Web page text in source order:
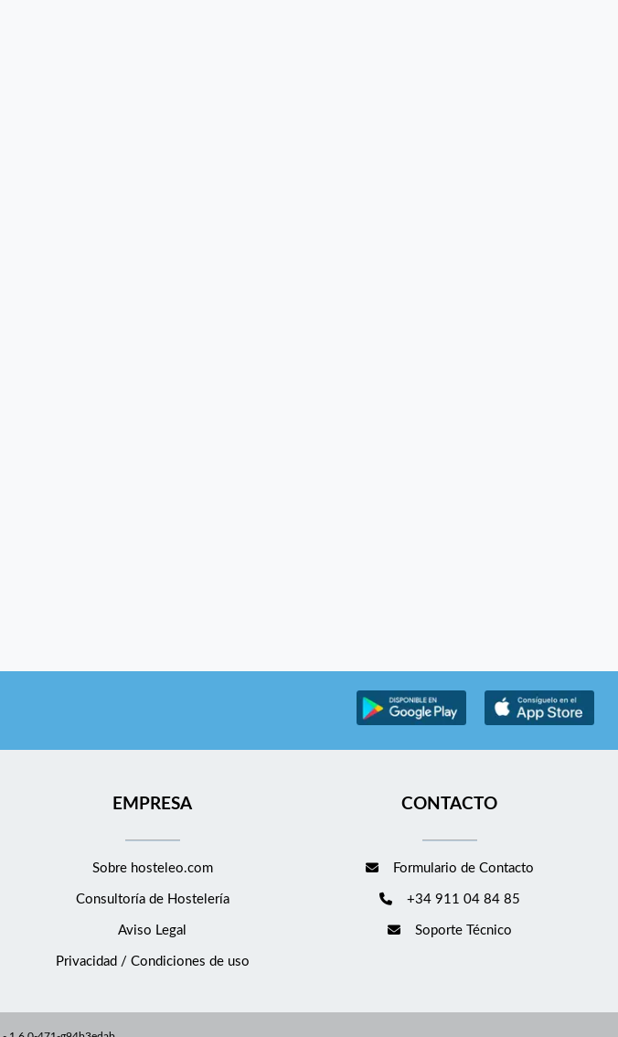
EMPRESA
Sobre hosteleo.com
Consultoría de Hostelería
Aviso Legal
Privacidad / Condiciones de uso
CONTACTO
Formulario de Contacto
+34 911 04 84 85
Soporte Técnico